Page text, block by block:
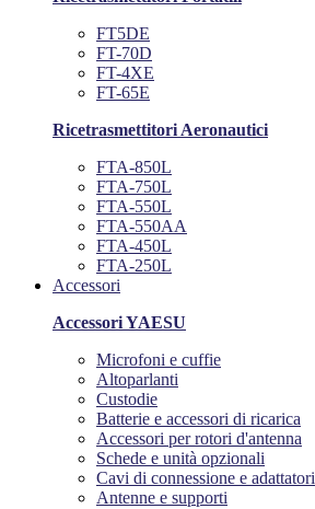
FT5DE
FT-70D
FT-4XE
FT-65E
Ricetrasmettitori Aeronautici
FTA-850L
FTA-750L
FTA-550L
FTA-550AA
FTA-450L
FTA-250L
Accessori
Accessori YAESU
Microfoni e cuffie
Altoparlanti
Custodie
Batterie e accessori di ricarica
Accessori per rotori d'antenna
Schede e unità opzionali
Cavi di connessione e adattatori
Antenne e supporti